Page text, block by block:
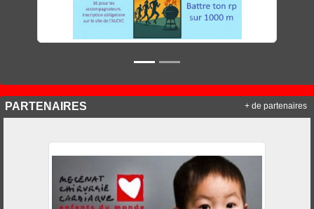
PARTENAIRES + de partenaires